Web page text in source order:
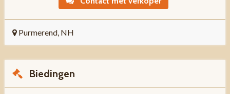
Purmerend, NH
Biedingen